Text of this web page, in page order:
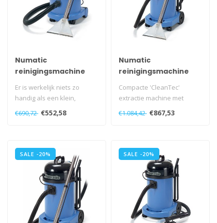
Numatic
reinigingsmachine
CT-370 Sproei-
extractie Kit A26A
blauw
Er is werkelijk niets zo
handig als een klein,
compact Cleantec-
€690,72 €552,58
Numatic
reinigingsmachine
CT-470 Sproei-
extractie Kit A26
Compacte 'CleanTec'
extractie machine met
dezelfde eigenschappen en
€1.084,42 €867,53
SALE -20% SALE -20%